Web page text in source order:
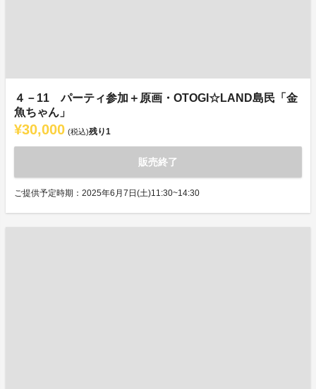
４－11 パーティ参加＋原画・OTOGI☆LAND島民「金
魚ちゃん」
¥30,000 (税込)残り1
販売終了
ご提供予定時期：2025年6月7日(土)11:30~14:30